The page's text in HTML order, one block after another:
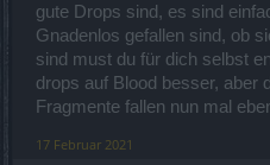
gute Drops sind, es sind
Gnadenlos gefallen sind, ob
sind must du für dich selbst
drops auf Blood besser, aber
Fragmente fallen nun mal
17 Februar 2021